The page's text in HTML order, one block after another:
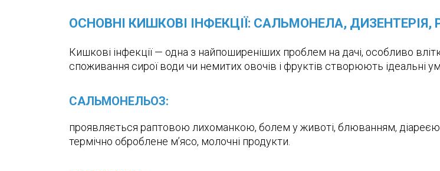
ОСНОВНІ КИШКОВІ ІНФЕКЦІЇ: САЛЬМОНЕЛА, ДИЗЕНТЕРІЯ,
Кишкові інфекції — одна з найпоширеніших проблем на дачі, особливо
споживання сирої води чи немитих овочів і фруктів створюють ідеальні
САЛЬМОНЕЛЬОЗ:
проявляється раптовою лихоманкою, болем у животі, блюванням,
термічно оброблене м’ясо, молочні продукти.